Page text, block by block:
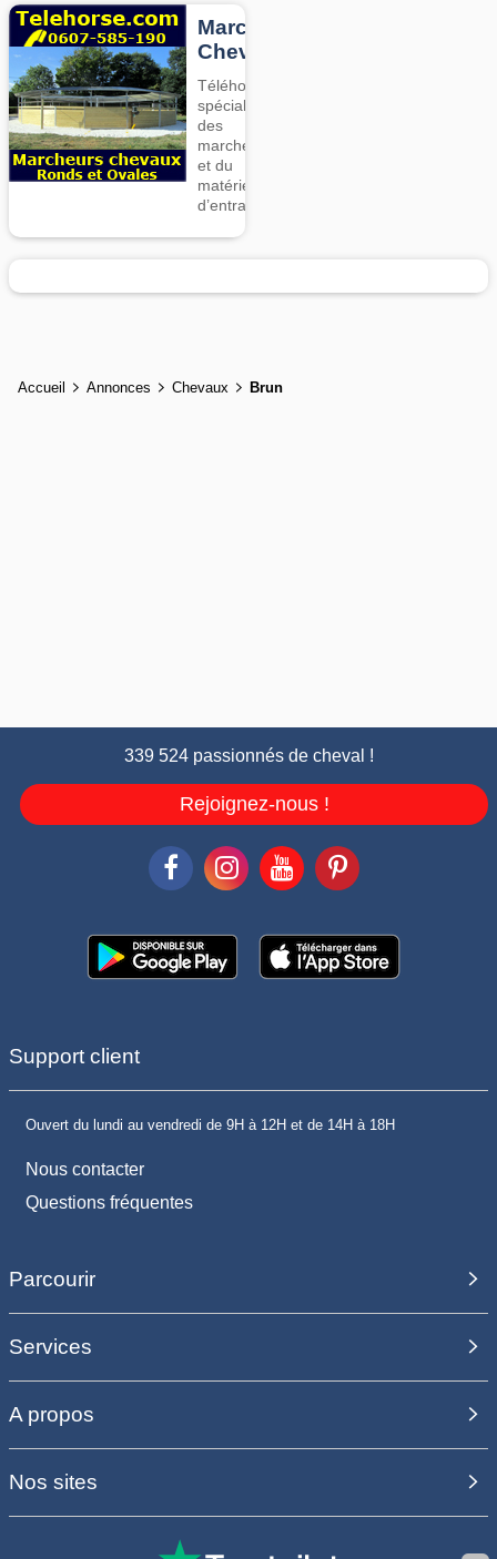
Marcheurs
Chevaux
Téléhorse,
spécialiste
des
marcheurs
et du
matériel
d’entrainement
Accueil Annonces Chevaux Brun
339 524 passionnés de cheval !
Rejoignez-nous !
Support client
Ouvert du lundi au vendredi de 9H à 12H et de 14H à 18H
Nous contacter
Questions fréquentes
Parcourir
Services
A propos
Nos sites